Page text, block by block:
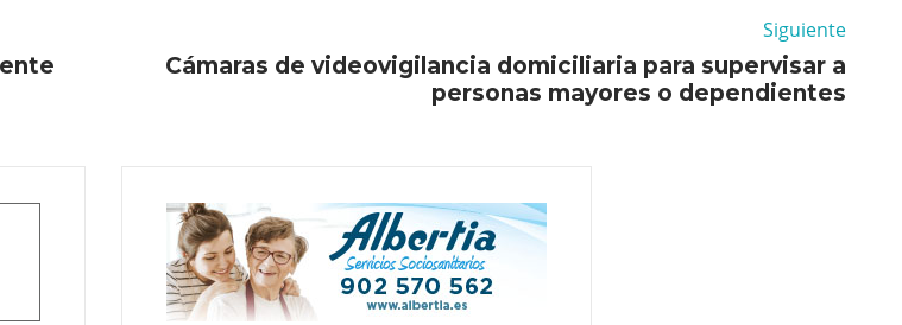
Siguiente
Cámaras de videovigilancia domiciliaria para supervisar a
personas mayores o dependientes